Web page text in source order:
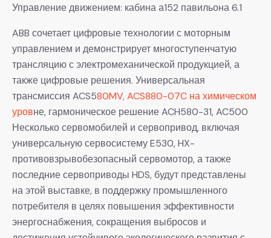
Управление движением: кабина а152 павильона 6.1
ABB сочетает цифровые технологии с моторным
управлением и демонстрирует многоступенчатую
трансляцию с электромеханической продукцией, а
также цифровые решения. Универсальная
трансмиссия ACS580MV, ACS880-07C на химическом
уровне, гармоническое решение ACH580-31, AC500
Несколько сервомобилей и сервопривод, включая
универсальную сервосистему E530, HX-
противовзрывобезопасный сервомотор, а также
последние сервоприводы HDS, будут представлены
на этой выставке, в поддержку промышленного
потребителя в целях повышения эффективности
энергоснабжения, сокращения выбросов и